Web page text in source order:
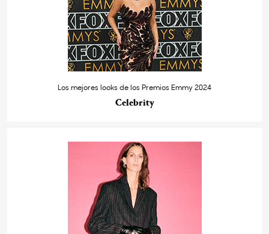
Los mejores looks de los Premios Emmy 2024
Celebrity